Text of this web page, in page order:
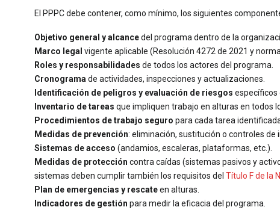
El PPPC debe contener, como mínimo, los siguientes
Objetivo general y alcancedel programa dentro de la
Marco legal vigente aplicable (Resolución 4272 de 2021 y
Roles y responsabilidades de todos los actores del programa.
Cronograma de actividades, inspecciones y actualizaciones.
Identificación de peligros y evaluación de riesgos específicos
Inventario de tareas que impliquen trabajo en alturas en todos
Procedimientos de trabajo seguro para cada tarea
Medidas de prevención: eliminación, sustitución o controles de
Sistemas de acceso (andamios, escaleras, plataformas, etc.).
Medidas de protección contra caídas (sistemas pasivos y
sistemas deben cumplir también los requisitos del Título F de la
Plan de emergencias y rescateen alturas.
Indicadores de gestión para medir la eficacia del programa.